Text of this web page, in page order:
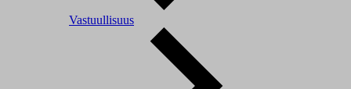
Vastuullisuus